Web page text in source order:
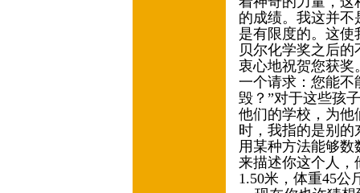
的成绩。我这并
是有限度的。这
贝尔化学奖之后
衷心地祝贺您获奖
一个请求：您能不
毁？”对于这些孩
他们的学校，为他
时，我指的是别
用某种方法能够
来描述你这个人，
1.50米，体重45公